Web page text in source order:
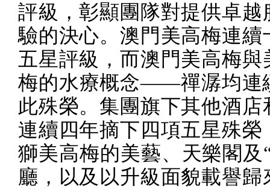
評級，彰顯團隊對提供卓越
驗的決心。澳門美高梅連續
五星評級，而澳門美高梅與
梅的水療概念——禪潺均連
此殊榮。集團旗下其他酒店
連續四年摘下四項五星殊榮
獅美高梅的美藝、天樂閣及
廳，以及以升級面貌載譽歸